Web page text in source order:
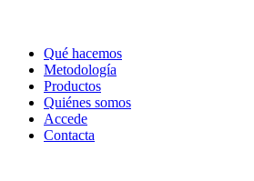
Qué hacemos
Metodología
Productos
Quiénes somos
Accede
Contacta